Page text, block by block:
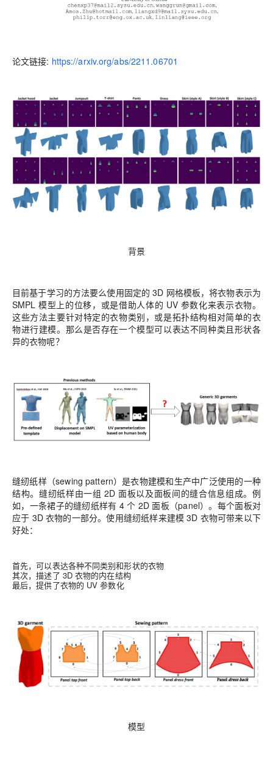
论文链接: https://arxiv.org/abs/2211.06701
背景
目前基于学习的方法要么使用固定的 3D 网格模板，将衣物表示为
SMPL 模型上的位移，或是借助人体的 UV 参数化来表示衣物。
这些方法主要针对特定的衣物类别，或是拓扑结构相对简单的衣
物进行建模。那么是否存在一个模型可以表达不同种类且形状各
异的衣物呢？
缝纫纸样（sewing pattern）是衣物建模和生产中广泛使用的一种
结构。缝纫纸样由一组 2D 面板以及面板间的缝合信息组成。例
如，一条裙子的缝纫纸样有 4 个 2D 面板（panel）。每个面板对
应于 3D 衣物的一部分。使用缝纫纸样来建模 3D 衣物可带来以下
好处：
首先，可以表达各种不同类别和形状的衣物
其次，描述了 3D 衣物的内在结构
最后，提供了衣物的 UV 参数化
模型